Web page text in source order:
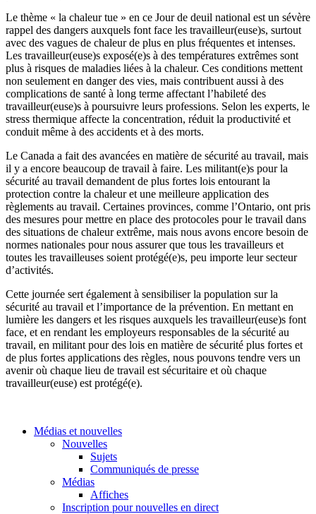
Le thème « la chaleur tue » en ce Jour de deuil national est un sévère
rappel des dangers auxquels font face les travailleur(euse)s, surtout
avec des vagues de chaleur de plus en plus fréquentes et intenses.
Les travailleur(euse)s exposé(e)s à des températures extrêmes sont
plus à risques de maladies liées à la chaleur. Ces conditions mettent
non seulement en danger des vies, mais contribuent aussi à des
complications de santé à long terme affectant l’habileté des
travailleur(euse)s à poursuivre leurs professions. Selon les experts, le
stress thermique affecte la concentration, réduit la productivité et
conduit même à des accidents et à des morts.
Le Canada a fait des avancées en matière de sécurité au travail, mais
il y a encore beaucoup de travail à faire. Les militant(e)s pour la
sécurité au travail demandent de plus fortes lois entourant la
protection contre la chaleur et une meilleure application des
règlements au travail. Certaines provinces, comme l’Ontario, ont pris
des mesures pour mettre en place des protocoles pour le travail dans
des situations de chaleur extrême, mais nous avons encore besoin de
normes nationales pour nous assurer que tous les travailleurs et
toutes les travailleuses soient protégé(e)s, peu importe leur secteur
d’activités.
Cette journée sert également à sensibiliser la population sur la
sécurité au travail et l’importance de la prévention. En mettant en
lumière les dangers et les risques auxquels les travailleur(euse)s font
face, et en rendant les employeurs responsables de la sécurité au
travail, en militant pour des lois en matière de sécurité plus fortes et
de plus fortes applications des règles, nous pouvons tendre vers un
avenir où chaque lieu de travail est sécuritaire et où chaque
travailleur(euse) est protégé(e).
Médias et nouvelles
Nouvelles
Sujets
Communiqués de presse
Médias
Affiches
Inscription pour nouvelles en direct